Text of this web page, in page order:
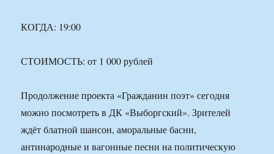
КОГДА: 19:00
СТОИМОСТЬ: от 1 000 рублей
Продолжение проекта «Гражданин поэт» сегодня
можно посмотреть в ДК «Выборгский». Зрителей
ждёт блатной шансон, аморальные басни,
антинародные и вагонные песни на политическую